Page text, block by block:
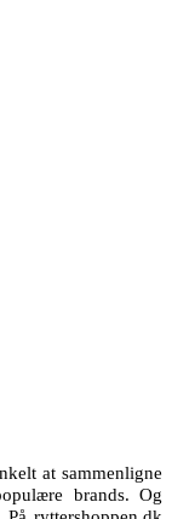
at sammenligne
brands. Og